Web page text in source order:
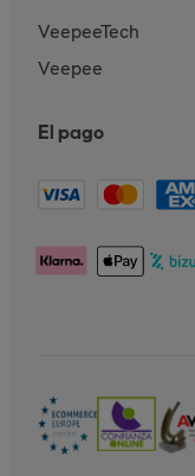
VeepeeTech
Veepee
El pago